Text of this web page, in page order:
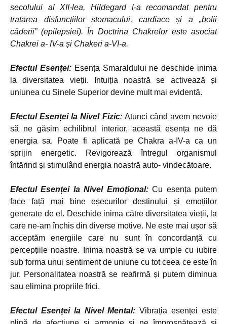
secolului al XII-lea, Hildegard l-a recomandat pentru
tratarea disfuncțiilor stomacului, cardiace și a „bolii
căderii” (epilepsiei). În Doctrina Chakrelor este asociat
Chakrei a- IV-a și Chakeri a-VI-a.
Efectul Esenței: Esența Smaraldului ne deschide inima
la diversitatea vieții. Intuiția noastră se activează și
uniunea cu Sinele Superior devine mult mai evidentă.
Efectul Esenței la Nivel Fizic: Atunci când avem nevoie
să ne găsim echilibrul interior, această esența ne dă
energia sa. Poate fi aplicată pe Chakra a-IV-a ca un
sprijin energetic. Revigorează întregul organismul
întărind și stimulând energia noastră auto- vindecătoare.
Efectul Esenței la Nivel Emoțional:Cu esența putem
face față mai bine eșecurilor destinului și emoțiilor
generate de el. Deschide inima către diversitatea vieții, la
care ne-am închis din diverse motive. Ne este mai ușor să
acceptăm energiile care nu sunt în concordanță cu
percepțiile noastre. Inima noastră se va umple cu iubire
sub forma unui sentiment de uniune cu tot ceea ce este în
jur. Personalitatea noastră se reafirmă și putem diminua
sau elimina propriile frici.
Efectul Esenței la Nivel Mental:Vibrația esenței este